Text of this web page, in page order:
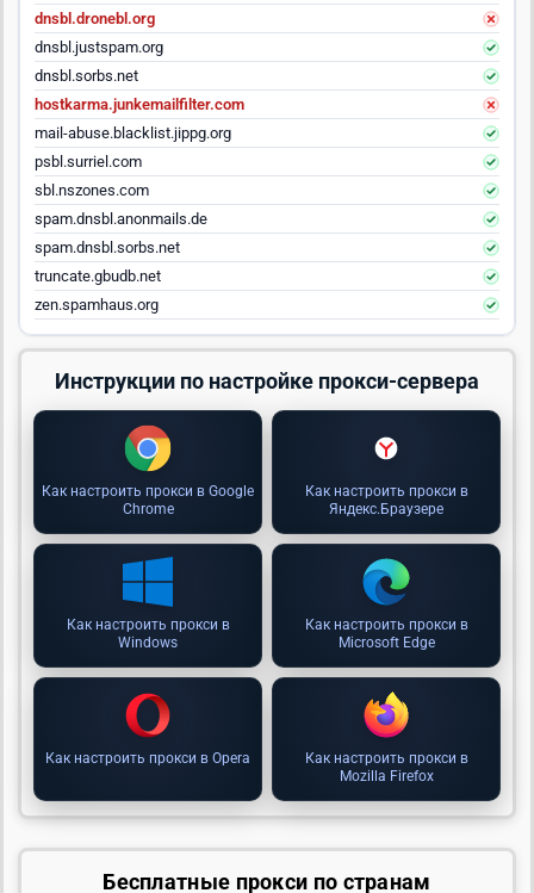
dnsbl.dronebl.org
dnsbl.justspam.org
dnsbl.sorbs.net
hostkarma.junkemailfilter.com
mail-abuse.blacklist.jippg.org
psbl.surriel.com
sbl.nszones.com
spam.dnsbl.anonmails.de
spam.dnsbl.sorbs.net
truncate.gbudb.net
zen.spamhaus.org
Инструкции по настройке прокси-сервера
Как настроить прокси в Google
Chrome
Как настроить прокси в
Яндекс.Браузере
Как настроить прокси в
Windows
Как настроить прокси в
Microsoft Edge
Как настроить прокси в Opera
Как настроить прокси в
Mozilla Firefox
Бесплатные прокси по странам